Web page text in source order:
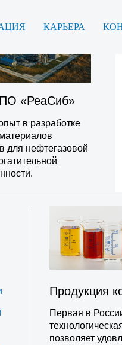
КАРЬЕРА
«РеаСиб»
в разработке
для нефтегазовой
Продукция
Первая в
позволяет